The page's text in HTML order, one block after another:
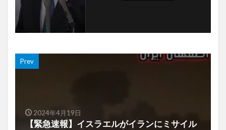
Prev
2024年4月19日
【緊急速報】イスラエルがイランにミサイル